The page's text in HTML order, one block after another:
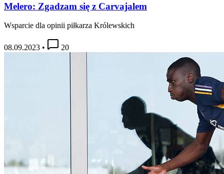
Melero: Zgadzam się z Carvajalem
Wsparcie dla opinii piłkarza Królewskich
08.09.2023 • 20